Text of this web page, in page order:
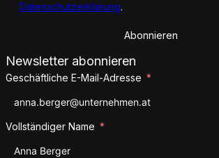
Datenschutzerklärung.
Abonnieren
Newsletter abonnieren
Geschäftliche E-Mail-Adresse
Vollständiger Name